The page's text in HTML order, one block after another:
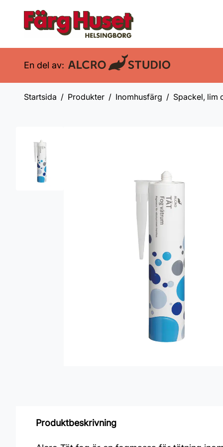
En del av:
Startsida Produkter Inomhusfärg Spackel, lim
Produktbeskrivning